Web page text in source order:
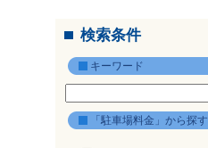
検索条件
キーワード
「駐車場料金」から探す